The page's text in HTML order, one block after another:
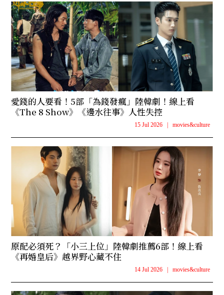
愛錢的人要看！5部「為錢發瘋」陸韓劇！線上看
《The 8 Show》《邊水往事》人性失控
15 Jul 2026 | movies&culture
原配必須死？「小三上位」陸韓劇推薦6部！線上看
《再婚皇后》越界野心藏不住
14 Jul 2026 | movies&culture